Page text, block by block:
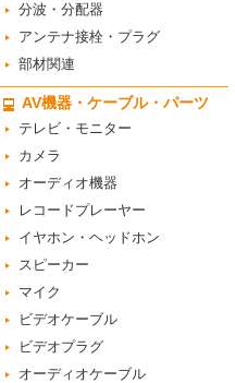
分波・分配器
アンテナ接栓・プラグ
部材関連
AV機器・ケーブル・パーツ
テレビ・モニター
カメラ
オーディオ機器
レコードプレーヤー
イヤホン・ヘッドホン
スピーカー
マイク
ビデオケーブル
ビデオプラグ
オーディオケーブル